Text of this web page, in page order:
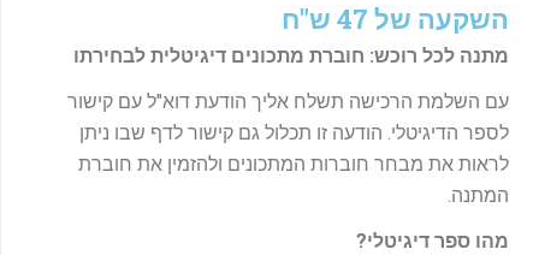
השקעה של 47 ש"ח
מתנה לכל רוכש: חוברת מתכונים דיגיטלית לבחירתו
עם השלמת הרכישה תשלח אליך הודעת דוא"ל עם קישור
לספר הדיגיטלי. הודעה זו תכלול גם קישור לדף שבו ניתן
לראות את מבחר חוברות המתכונים ולהזמין את חוברת
המתנה.
מהו ספר דיגיטלי?